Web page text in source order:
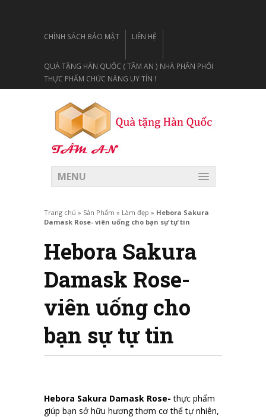
CHÍNH SÁCH BẢO MẬT LIÊN HỆ
QUÀ TẶNG HÀN QUỐC ( TÂM AN ) NHÀ PHÂN PHỐI
THỰC PHẨM CHỨC NĂNG UY TÍN !
MENU
Trang chủ » Sản Phẩm » Làm đẹp » Hebora Sakura
Damask Rose- viên uống cho bạn sự tự tin
Hebora Sakura
Damask Rose-
viên uống cho
bạn sự tự tin
Hebora Sakura Damask Rose-thực phẩm
giúp bạn sở hữu hương thơm cơ thể tự nhiên,